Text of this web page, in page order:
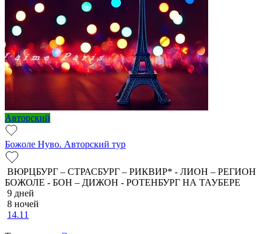
Авторский
Божоле Нуво. Авторский тур
ВЮРЦБУРГ – СТРАСБУРГ – РИКВИР* - ЛИОН – РЕГИОН
БОЖОЛЕ - БОН – ДИЖОН - РОТЕНБУРГ НА ТАУБЕРЕ
9 дней
8 ночей
14.11